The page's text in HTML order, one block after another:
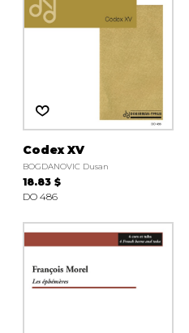
Codex XV
BOGDANOVIC Dusan
18.83 $
DO 486